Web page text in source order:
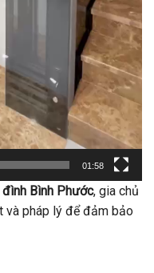
01:58
Bình Phước, gia chủ
và pháp lý để đảm bảo